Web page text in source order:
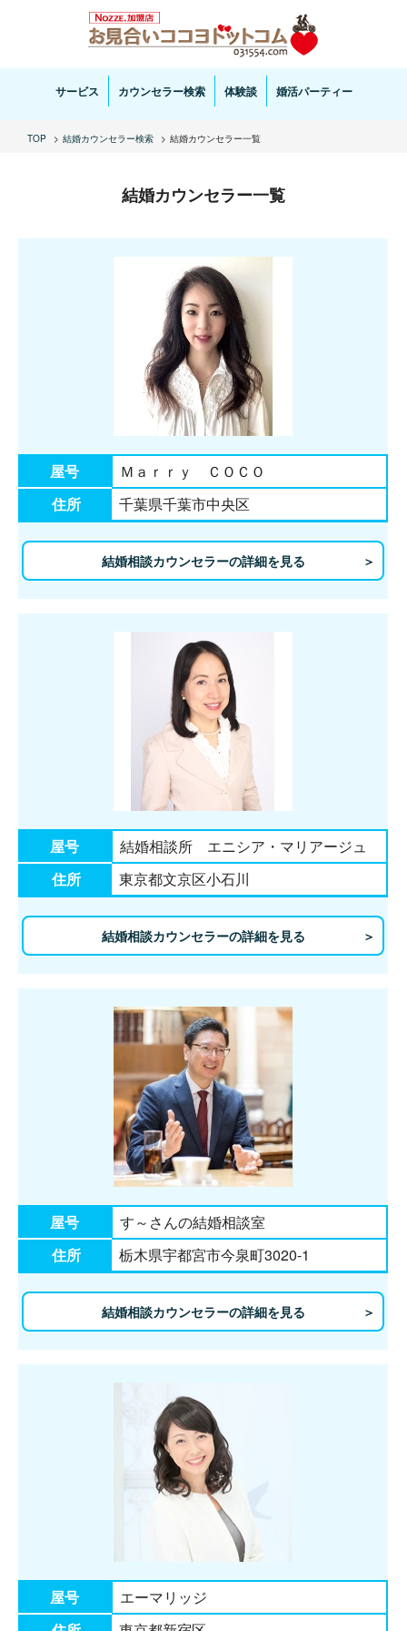
お見合い・結婚相談ならお見合いココヨドットコムへ。専任の結婚カウンセラーがサポートいた
します。
サービス カウンセラー検索 体験談 婚活パーティー
TOP 結婚カウンセラー検索 結婚カウンセラー一覧
結婚カウンセラー一覧
屋号
Ｍａｒｒｙ ＣＯＣＯ
住所
千葉県千葉市中央区
結婚相談カウンセラーの詳細を見る
屋号
結婚相談所 エニシア・マリアージュ
住所
東京都文京区小石川
結婚相談カウンセラーの詳細を見る
屋号
す～さんの結婚相談室
住所
栃木県宇都宮市今泉町3020-1
結婚相談カウンセラーの詳細を見る
屋号
エーマリッジ